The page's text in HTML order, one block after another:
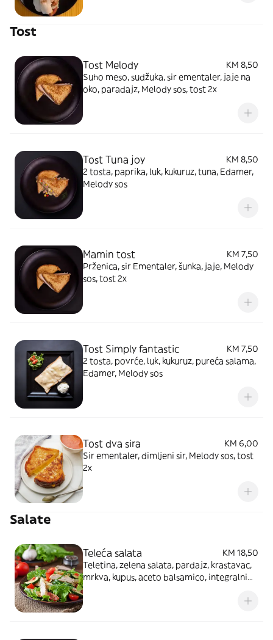
Tost
Tost Melody
KM 8,50
Suho meso, sudžuka, sir ementaler, jaje na
oko, paradajz, Melody sos, tost 2x
Tost Tuna joy
KM 8,50
2 tosta, paprika, luk, kukuruz, tuna, Edamer,
Melody sos
Mamin tost
KM 7,50
Prženica, sir Ementaler, šunka, jaje, Melody
sos, tost 2x
Tost Simply fantastic
KM 7,50
2 tosta, povrće, luk, kukuruz, pureća salama,
Edamer, Melody sos
Tost dva sira
KM 6,00
Sir ementaler, dimljeni sir, Melody sos, tost
2x
Salate
Teleća salata
KM 18,50
Teletina, zelena salata, pardajz, krastavac,
mrkva, kupus, aceto balsamico, integralni